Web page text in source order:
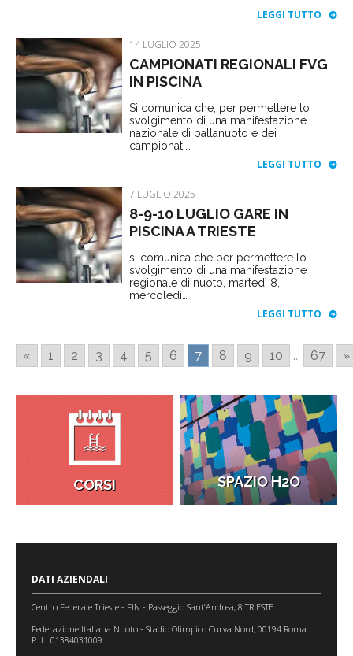
LEGGI TUTTO
14 LUGLIO 2025
CAMPIONATI REGIONALI FVG
IN PISCINA
Si comunica che, per permettere lo
svolgimento di una manifestazione
nazionale di pallanuoto e dei
campionati…
LEGGI TUTTO
7 LUGLIO 2025
8-9-10 LUGLIO GARE IN
PISCINA A TRIESTE
si comunica che per permettere lo
svolgimento di una manifestazione
regionale di nuoto, martedì 8,
mercoledì…
LEGGI TUTTO
« 1 2 3 4 5 6 7 8 9 10 ... 67 »
CORSI SPAZIO H2O
DATI AZIENDALI
Centro Federale Trieste - FIN - Passeggio Sant’Andrea, 8 TRIESTE
Federazione Italiana Nuoto - Stadio Olimpico Curva Nord, 00194 Roma
P. I.: 01384031009